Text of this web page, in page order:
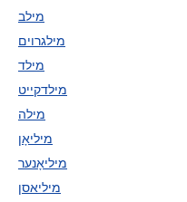
מילב
מילגרוים
מילד
מילדקייט
מילה
מיליאָן
מיליאָנער
מיליאסן